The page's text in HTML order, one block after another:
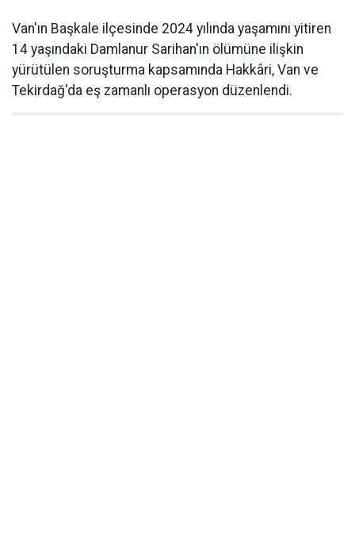
Van'ın Başkale ilçesinde 2024 yılında yaşamını yitiren
14 yaşındaki Damlanur Sarihan'ın ölümüne ilişkin
yürütülen soruşturma kapsamında Hakkâri, Van ve
Tekirdağ'da eş zamanlı operasyon düzenlendi.